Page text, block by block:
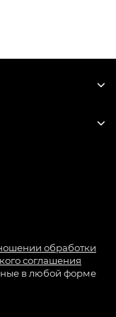
обработки
соглашения
в любой форме